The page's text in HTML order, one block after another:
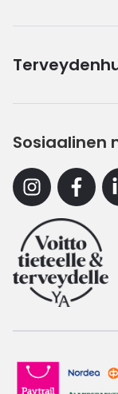
Sosiaalinen
Instagram